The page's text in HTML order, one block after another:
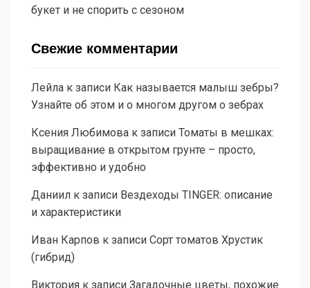
букет и не спорить с сезоном
Свежие комментарии
Лейла к записи Как называется малыш зебры?
Узнайте об этом и о многом другом о зебрах
Ксения Любимова к записи Томаты в мешках:
выращивание в открытом грунте – просто,
эффективно и удобно
Даниил к записи Вездеходы TINGER: описание
и характеристики
Иван Карпов к записи Сорт томатов Хрустик
(гибрид)
Виктория к записи Загадочные цветы, похожие